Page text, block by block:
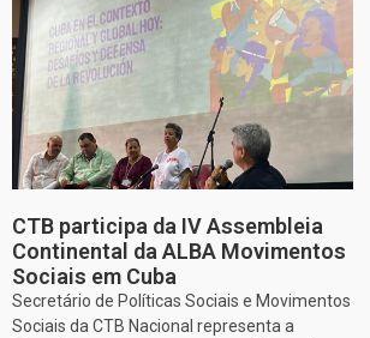
CTB participa da IV Assembleia
Continental da ALBA Movimentos
Sociais em Cuba
Secretário de Políticas Sociais e Movimentos
Sociais da CTB Nacional representa a